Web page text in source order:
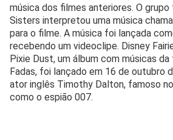
música dos filmes anteriores. O grupo
Sisters interpretou uma música
para o filme. A música foi lançada
recebendo um videoclipe. Disney
Pixie Dust, um álbum com músicas da
Fadas, foi lançado em 16 de outubro
ator inglês Timothy Dalton, famoso
como o espião 007.